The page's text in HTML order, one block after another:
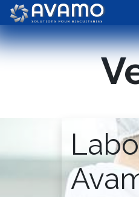
Se rendre au contenu